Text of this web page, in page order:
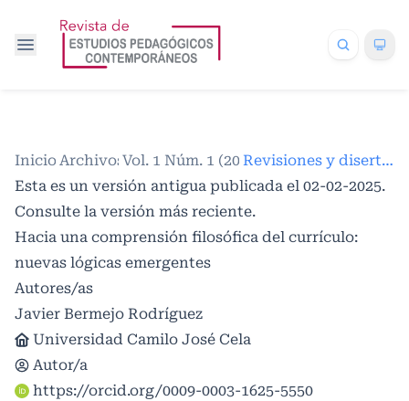
Inicio /
Archivos /
Vol. 1 Núm. 1 (2025) /
Revisiones y disertaciones
Esta es un versión antigua publicada el 02-02-2025.
Consulte la versión más reciente.
Hacia una comprensión filosófica del currículo:
nuevas lógicas emergentes
Autores/as
Javier Bermejo Rodríguez
Universidad Camilo José Cela
Autor/a
https://orcid.org/0009-0003-1625-5550